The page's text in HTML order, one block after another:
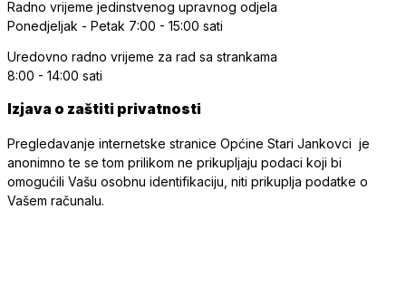
Radno vrijeme jedinstvenog upravnog odjela
Ponedjeljak - Petak 7:00 - 15:00 sati
Uredovno radno vrijeme za rad sa strankama
8:00 - 14:00 sati
Izjava o zaštiti privatnosti
Pregledavanje internetske stranice Općine Stari Jankovci je
anonimno te se tom prilikom ne prikupljaju podaci koji bi
omogućili Vašu osobnu identifikaciju, niti prikuplja podatke o
Vašem računalu.